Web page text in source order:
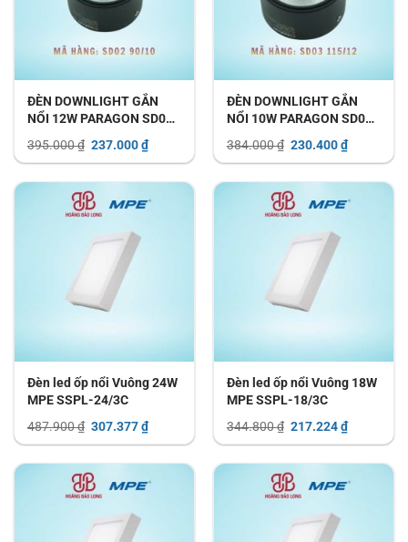
ĐÈN DOWNLIGHT GẮN
NỔI 12W PARAGON SD03
395.000₫ Giá
là:
395.000 ₫.
237.000₫Giá
hiện
tại
là:
237.000 ₫.
ĐÈN DOWNLIGHT GẮN
NỔI 10W PARAGON SD02
384.000₫ Giá
là:
384.000 ₫.
230.400₫Giá
hiện
tại
là:
230.400 ₫.
Đèn led ốp nổi Vuông 24W
MPE SSPL-24/3C
487.900₫ Giá
là:
487.900 ₫.
307.377₫Giá
hiện
tại
là:
307.377 ₫.
Đèn led ốp nổi Vuông 18W
MPE SSPL-18/3C
344.800₫ Giá
là:
344.800 ₫.
217.224₫Giá
hiện
tại
là:
217.224 ₫.